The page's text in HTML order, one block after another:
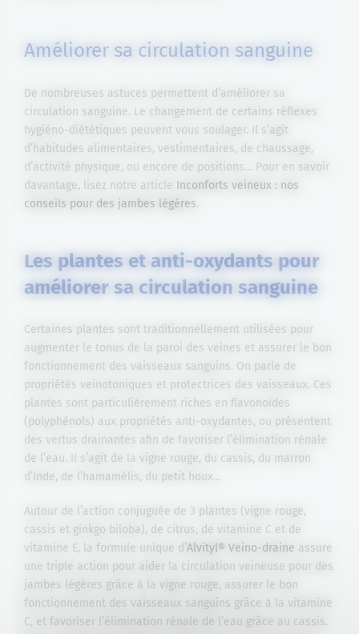
Améliorer sa circulation sanguine
De nombreuses astuces permettent d’améliorer sa
circulation sanguine. Le changement de certains réflexes
hygiéno-diététiques peuvent vous soulager. Il s’agit
d’habitudes alimentaires, vestimentaires, de chaussage,
d’activité physique, ou encore de positions… Pour en savoir
davantage, lisez notre article Inconforts veineux : nos
conseils pour des jambes légères.
Les plantes et anti-oxydants pour
améliorer sa circulation sanguine
Certaines plantes sont traditionnellement utilisées pour
augmenter le tonus de la paroi des veines et assurer le bon
fonctionnement des vaisseaux sanguins. On parle de
propriétés veinotoniques et protectrices des vaisseaux. Ces
plantes sont particulièrement riches en flavonoïdes
(polyphénols) aux propriétés anti-oxydantes, ou présentent
des vertus drainantes afin de favoriser l’élimination rénale
de l’eau. Il s’agit de la vigne rouge, du cassis, du marron
d’Inde, de l’hamamélis, du petit houx…
Autour de l’action conjuguée de 3 plantes (vigne rouge,
cassis et ginkgo biloba), de citrus, de vitamine C et de
vitamine E, la formule unique d’Alvityl® Veino-draine assure
une triple action pour aider la circulation veineuse pour des
jambes légères grâce à la vigne rouge, assurer le bon
fonctionnement des vaisseaux sanguins grâce à la vitamine
C, et favoriser l’élimination rénale de l’eau grâce au cassis.